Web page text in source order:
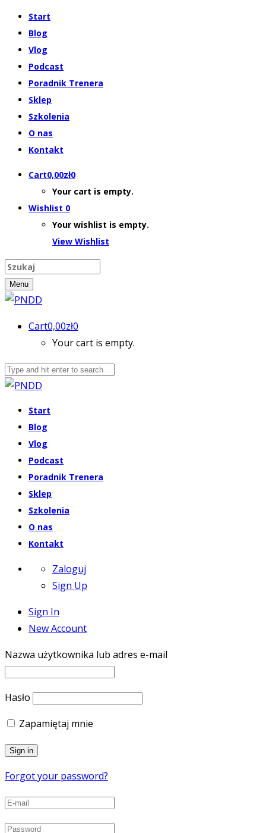
Start
Blog
Vlog
Podcast
Poradnik Trenera
Sklep
Szkolenia
O nas
Kontakt
Cart0,00zł0
Your cart is empty.
Wishlist 0
Your wishlist is empty.
View Wishlist
Menu
Cart0,00zł0
Your cart is empty.
Start
Blog
Vlog
Podcast
Poradnik Trenera
Sklep
Szkolenia
O nas
Kontakt
Zaloguj
Sign Up
Sign In
New Account
Nazwa użytkownika lub adres e-mail
Hasło
Zapamiętaj mnie
Forgot your password?